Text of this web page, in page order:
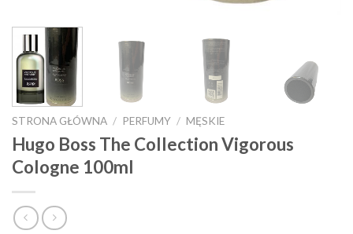
STRONA GŁÓWNA / PERFUMY / MĘSKIE
Hugo Boss The Collection Vigorous
Cologne 100ml